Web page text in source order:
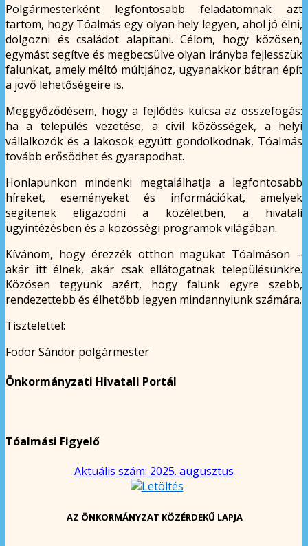
Polgármesterként legfontosabb feladatomnak azt
tartom, hogy Tóalmás egy olyan hely legyen, ahol jó élni,
dolgozni és családot alapítani. Célom, hogy közösen,
egymást segítve és megbecsülve olyan irányba fejlesszük
falunkat, amely méltó múltjához, ugyanakkor bátran épít
a jövő lehetőségeire is.
Meggyőződésem, hogy a fejlődés kulcsa az összefogás:
ha a település vezetése, a civil közösségek, a helyi
vállalkozók és a lakosok együtt gondolkodnak, Tóalmás
tovább erősödhet és gyarapodhat.
Honlapunkon mindenki megtalálhatja a legfontosabb
híreket, eseményeket és információkat, amelyek
segítenek eligazodni a közéletben, a hivatali
ügyintézésben és a közösségi programok világában.
Kívánom, hogy érezzék otthon magukat Tóalmáson –
akár itt élnek, akár csak ellátogatnak településünkre.
Közösen tegyünk azért, hogy falunk egyre szebb,
rendezettebb és élhetőbb legyen mindannyiunk számára.
Tisztelettel:
Fodor Sándor polgármester
Önkormányzati Hivatali Portál
Tóalmási Figyelő
Aktuális szám: 2025. augusztus
AZ ÖNKORMÁNYZAT KÖZÉRDEKŰ LAPJA